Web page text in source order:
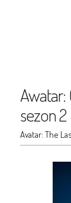
Awatar:
sezon 2
Avatar: The